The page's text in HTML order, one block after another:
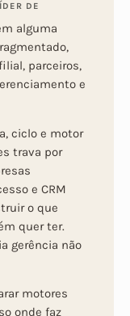
DE
alguma
parceiros,
e
ciclo e motor
trava por
e CRM
o que
quer ter.
gerência não
motores
onde faz